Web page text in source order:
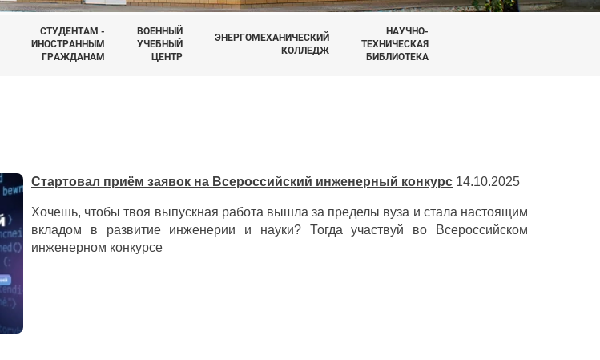
СТУДЕНТАМ -
ИНОСТРАННЫМ
ГРАЖДАНАМ
ВОЕННЫЙ
УЧЕБНЫЙ
ЦЕНТР
ЭНЕРГОМЕХАНИЧЕСКИЙ
КОЛЛЕДЖ
НАУЧНО-
ТЕХНИЧЕСКАЯ
БИБЛИОТЕКА
Стартовал приём заявок на Всероссийский инженерный конкурс 14.10.2025
Хочешь, чтобы твоя выпускная работа вышла за пределы вуза и стала настоящим
вкладом в развитие инженерии и науки? Тогда участвуй во Всероссийском
инженерном конкурсе